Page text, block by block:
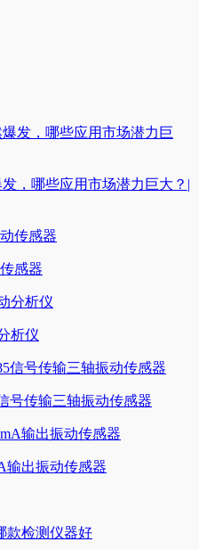
，哪些应用市场潜力巨大？|
感器
析仪
号传输三轴振动传感器
输出振动传感器